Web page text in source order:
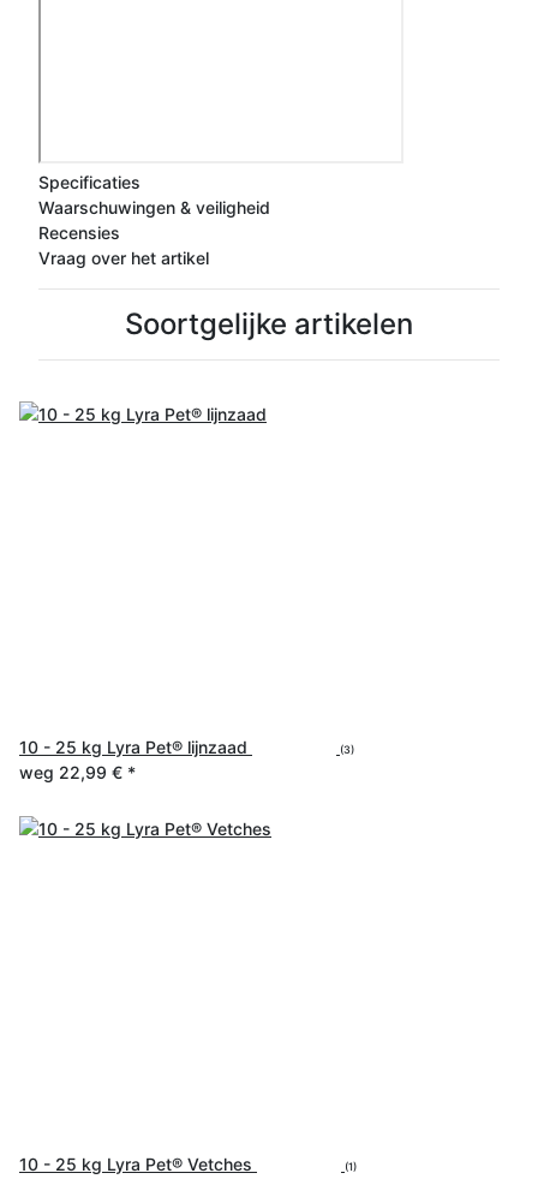
Specificaties
Waarschuwingen & veiligheid
Recensies
Vraag over het artikel
Soortgelijke artikelen
10 - 25 kg Lyra Pet® lijnzaad (3)
weg 22,99 € *
10 - 25 kg Lyra Pet® Vetches (1)